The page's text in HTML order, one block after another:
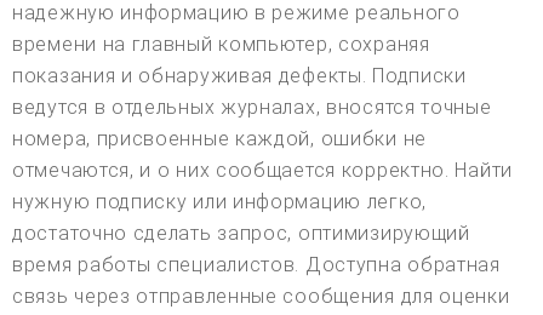
надежную информацию в режиме реального
времени на главный компьютер, сохраняя
показания и обнаруживая дефекты. Подписки
ведутся в отдельных журналах, вносятся точные
номера, присвоенные каждой, ошибки не
отмечаются, и о них сообщается корректно. Найти
нужную подписку или информацию легко,
достаточно сделать запрос, оптимизирующий
время работы специалистов. Доступна обратная
связь через отправленные сообщения для оценки